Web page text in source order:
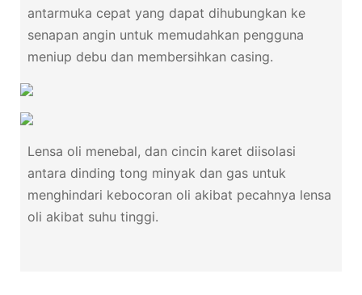
antarmuka cepat yang dapat dihubungkan ke
senapan angin untuk memudahkan pengguna
meniup debu dan membersihkan casing.
Lensa oli menebal, dan cincin karet diisolasi
antara dinding tong minyak dan gas untuk
menghindari kebocoran oli akibat pecahnya lensa
oli akibat suhu tinggi.